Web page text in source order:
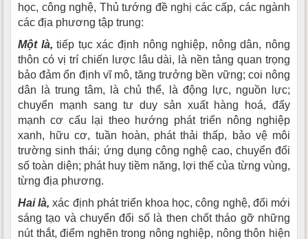
học, công nghệ, Thủ tướng đề nghị các cấp, các ngành
các địa phương tập trung:
Một là, tiếp tục xác định nông nghiệp, nông dân, nông
thôn có vị trí chiến lược lâu dài, là nền tảng quan trọng
bảo đảm ổn định vĩ mô, tăng trưởng bền vững; coi nông
dân là trung tâm, là chủ thể, là động lực, nguồn lực;
chuyển mạnh sang tư duy sản xuất hàng hoá, đẩy
mạnh cơ cấu lại theo hướng phát triển nông nghiệp
xanh, hữu cơ, tuần hoàn, phát thải thấp, bảo vệ môi
trường sinh thái; ứng dụng công nghệ cao, chuyển đổi
số toàn diện; phát huy tiềm năng, lợi thế của từng vùng,
từng địa phương.
Hai là, xác định phát triển khoa học, công nghệ, đổi mới
sáng tạo và chuyển đổi số là then chốt tháo gỡ những
nút thắt, điểm nghẽn trong nông nghiệp, nông thôn hiện